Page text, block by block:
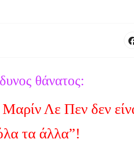
θάνατος:
Λε Πεν δεν
τα άλλα”!